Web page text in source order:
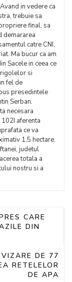
in vedere ca
trebuie sa
final, sa
demararea
catre CNI,
Ma bucur ca am
Sacele in ceea ce
si
fel de
presedintele
Serban.
necesara
aferenta
ce va
1,5 hectare.
judetul
totala a
nostru si a
CARE
DIN
DE 77
RETELELOR
DE APA